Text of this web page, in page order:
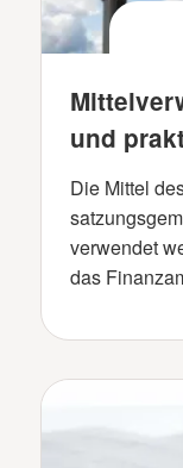
und
Die Mittel
verwendet
das